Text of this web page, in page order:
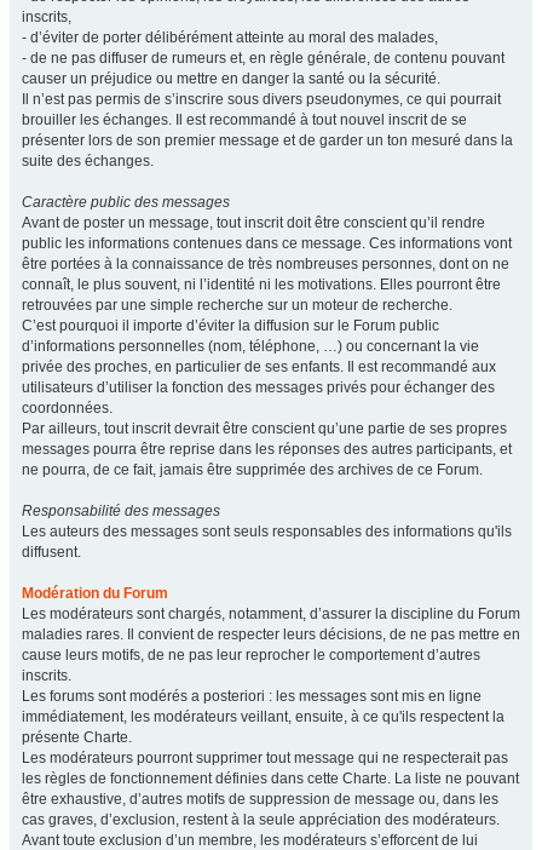
inscrits,
- d’éviter de porter délibérément atteinte au moral des malades,
- de ne pas diffuser de rumeurs et, en règle générale, de contenu pouvant
causer un préjudice ou mettre en danger la santé ou la sécurité.
Il n’est pas permis de s’inscrire sous divers pseudonymes, ce qui pourrait
brouiller les échanges. Il est recommandé à tout nouvel inscrit de se
présenter lors de son premier message et de garder un ton mesuré dans la
suite des échanges.
Caractère public des messages
Avant de poster un message, tout inscrit doit être conscient qu’il rendre
public les informations contenues dans ce message. Ces informations vont
être portées à la connaissance de très nombreuses personnes, dont on ne
connaît, le plus souvent, ni l’identité ni les motivations. Elles pourront être
retrouvées par une simple recherche sur un moteur de recherche.
C’est pourquoi il importe d’éviter la diffusion sur le Forum public
d’informations personnelles (nom, téléphone, …) ou concernant la vie
privée des proches, en particulier de ses enfants. Il est recommandé aux
utilisateurs d’utiliser la fonction des messages privés pour échanger des
coordonnées.
Par ailleurs, tout inscrit devrait être conscient qu’une partie de ses propres
messages pourra être reprise dans les réponses des autres participants, et
ne pourra, de ce fait, jamais être supprimée des archives de ce Forum.
Responsabilité des messages
Les auteurs des messages sont seuls responsables des informations qu'ils
diffusent.
Modération du Forum
Les modérateurs sont chargés, notamment, d’assurer la discipline du Forum
maladies rares. Il convient de respecter leurs décisions, de ne pas mettre en
cause leurs motifs, de ne pas leur reprocher le comportement d’autres
inscrits.
Les forums sont modérés a posteriori : les messages sont mis en ligne
immédiatement, les modérateurs veillant, ensuite, à ce qu'ils respectent la
présente Charte.
Les modérateurs pourront supprimer tout message qui ne respecterait pas
les règles de fonctionnement définies dans cette Charte. La liste ne pouvant
être exhaustive, d’autres motifs de suppression de message ou, dans les
cas graves, d’exclusion, restent à la seule appréciation des modérateurs.
Avant toute exclusion d’un membre, les modérateurs s’efforcent de lui